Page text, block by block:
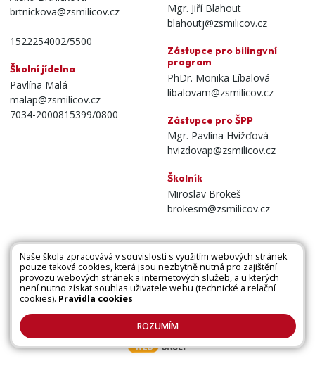
brtnickova@zsmilicov.cz
1522254002/5500
Školní jídelna
Pavlína Malá
malap@zsmilicov.cz
7034-2000815399/0800
Mgr. Jiří Blahout
blahoutj@zsmilicov.cz
Zástupce pro bilingvní
program
PhDr. Monika Líbalová
libalovam@zsmilicov.cz
Zástupce pro ŠPP
Mgr. Pavlína Hvižďová
hvizdovap@zsmilicov.cz
Školník
Miroslav Brokeš
brokesm@zsmilicov.cz
Všechna práva vyhrazena. Copyright © 2026 |
Mapa stránek|Kontakty|Přihlásit|Prohlášení
o přístupnosti|
Naše škola zpracovává v souvislosti s využitím webových stránek
pouze taková cookies, která jsou nezbytně nutná pro zajištění
provozu webových stránek a internetových služeb, a u kterých
není nutno získat souhlas uživatele webu (technické a relační
cookies). Pravidla cookies
ROZUMÍM